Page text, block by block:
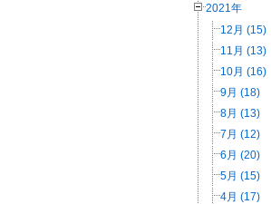
2021年
12月 (15)
11月 (13)
10月 (16)
9月 (18)
8月 (13)
7月 (12)
6月 (20)
5月 (15)
4月 (17)